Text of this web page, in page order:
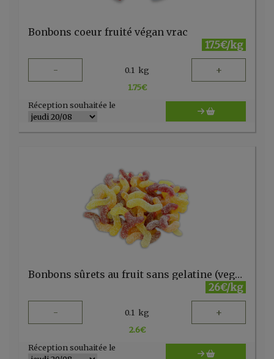
Bonbons coeur fruité végan vrac
17.5€/kg
- 0.1 kg +
1.75€
Réception souhaitée le
Bonbons sûrets au fruit sans gelatine (vegan) vrac
26€/kg
- 0.1 kg +
2.6€
Réception souhaitée le